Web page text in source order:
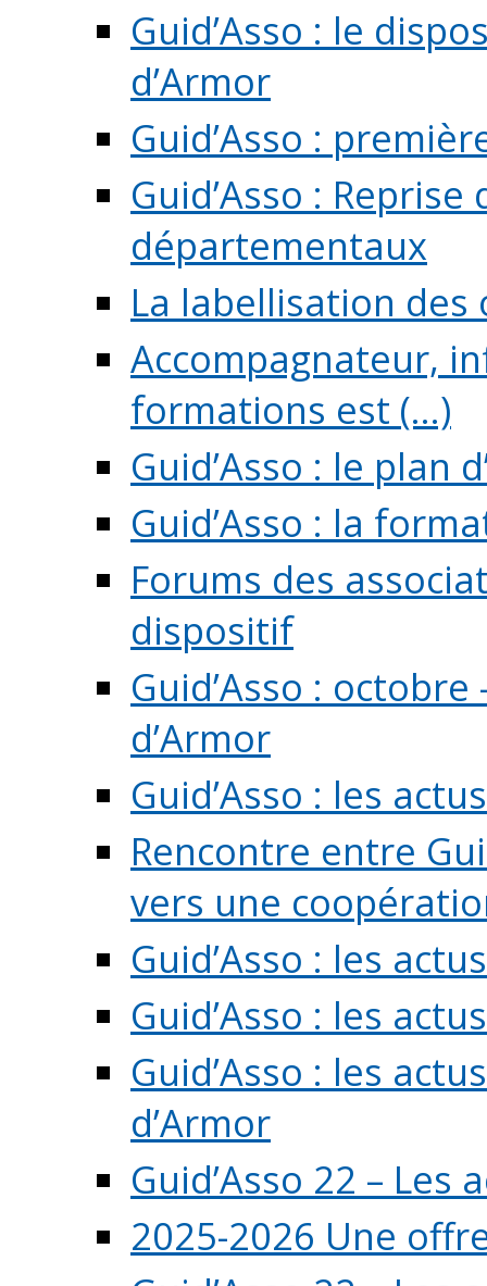
Guid’Asso : le
d’Armor
Guid’Asso :
Guid’Asso :
départementaux
La labellisation
Accompagnateur,
formations est (...)
Guid’Asso : le plan
Guid’Asso : la
Forums des
dispositif
Guid’Asso :
d’Armor
Guid’Asso : les
Rencontre entre
vers une
Guid’Asso : les
Guid’Asso : les
Guid’Asso : les
d’Armor
Guid’Asso 22 – Les
2025-2026 Une